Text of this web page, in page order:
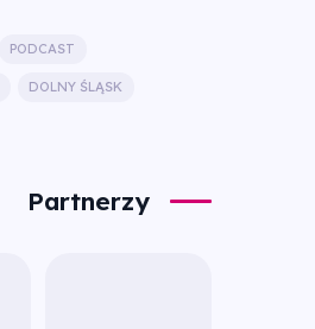
PODCAST
DOLNY ŚLĄSK
Partnerzy